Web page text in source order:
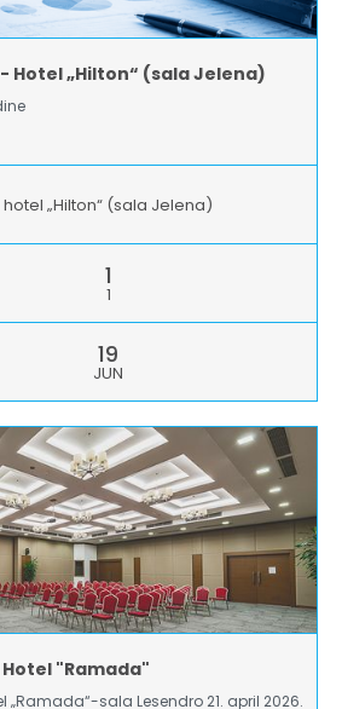
- Hotel „Hilton“ (sala Jelena)
hotel „Hilton“ (sala Jelena)
1
1
19
JUN
"Ramada"
„Ramada“-sala Lesendro 21. april 2026.